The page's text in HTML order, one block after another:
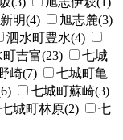
明(4)
旭志麓(3)
泗水町豊水(4)
町吉富(23)
七城
崎(7)
七城町亀
七城町蘇崎(3)
七城町林原(2)
七